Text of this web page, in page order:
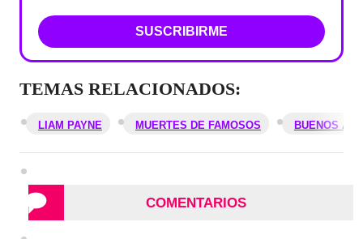
SUSCRIBIRME
TEMAS RELACIONADOS:
LIAM PAYNE MUERTES DE FAMOSOS BUENOS
COMENTARIOS